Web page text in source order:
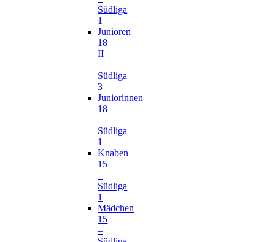
Südliga
1
Junioren
18
II
–
Südliga
3
Juniorinnen
18
–
Südliga
1
Knaben
15
–
Südliga
1
Mädchen
15
–